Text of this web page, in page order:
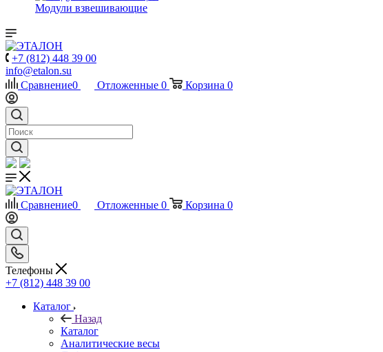
Модули взвешивающие
+7 (812) 448 39 00
info@etalon.su
Сравнение0 Отложенные 0 Корзина 0
Сравнение0 Отложенные 0 Корзина 0
Телефоны
+7 (812) 448 39 00
Каталог
Назад
Каталог
Аналитические весы